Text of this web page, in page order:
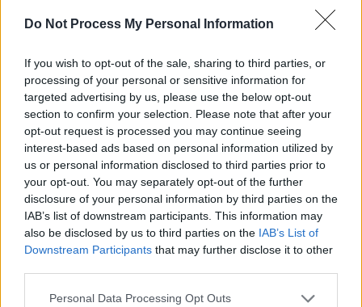
Do Not Process My Personal Information
If you wish to opt-out of the sale, sharing to third parties, or
processing of your personal or sensitive information for
targeted advertising by us, please use the below opt-out
section to confirm your selection. Please note that after your
opt-out request is processed you may continue seeing
interest-based ads based on personal information utilized by
us or personal information disclosed to third parties prior to
your opt-out. You may separately opt-out of the further
disclosure of your personal information by third parties on the
IAB’s list of downstream participants. This information may
also be disclosed by us to third parties on the IAB’s List of
Downstream Participants that may further disclose it to other
Personal Data Processing Opt Outs
News Santé
https://news-sante.fr
ARTICLES CONNEXES PLUS DE L'AUTEUR
Santé
Canicule : les conseils
essentiels des
éviter le danger
Santé
Éclipse du 12 août :
attention à la pénurie de
Santé
Un chewing-gum
révolutionnaire pour
buccal